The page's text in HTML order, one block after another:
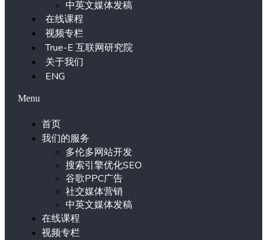
中英文媒体发稿
在线课程
视频专栏
True-E 互联网研究院
关于我们
ENG
Menu
首页
我们的服务
多伦多网站开发
搜索引擎优化SEO
谷歌PPC广告
社交媒体营销
中英文媒体发稿
在线课程
视频专栏